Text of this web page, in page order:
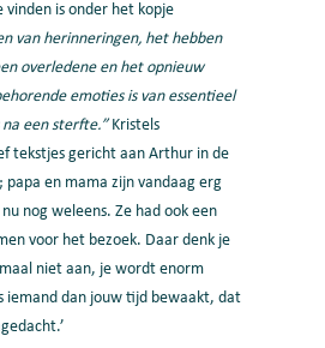
vinden is onder het kopje
van herinneringen, het hebben
overledene en het opnieuw
emoties is van essentieel
een sterfte.” Kristels
tekstjes gericht aan Arthur in de
papa en mama zijn vandaag erg
nog weleens. Ze had ook een
voor het bezoek. Daar denk je
niet aan, je wordt enorm
iemand dan jouw tijd bewaakt, dat